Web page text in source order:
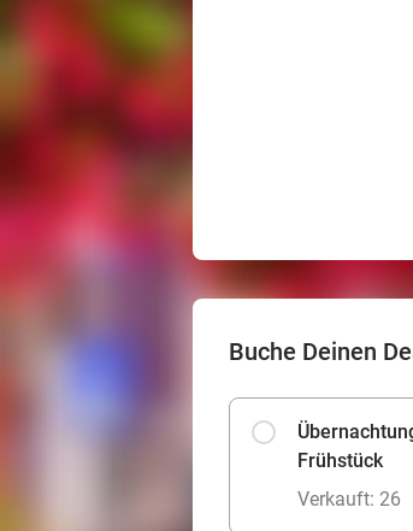
Buche Deinen
Frühstück
Verkauft: 26